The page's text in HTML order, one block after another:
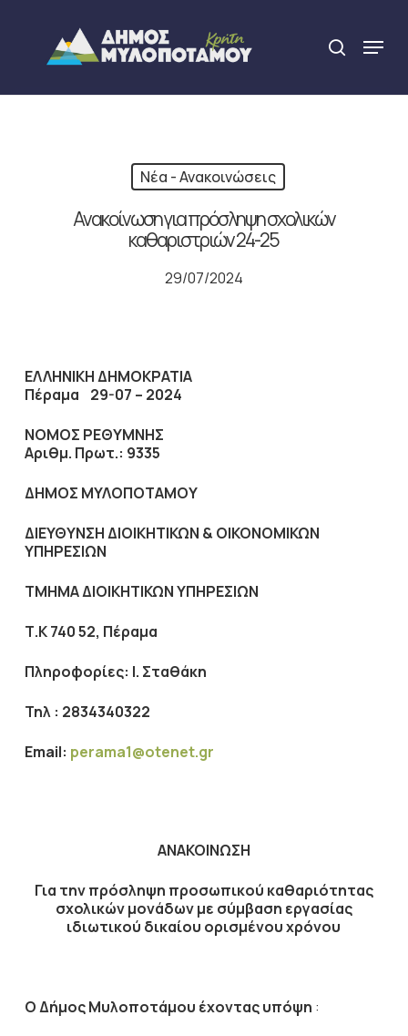
content
search
Menu
Νέα - Ανακοινώσεις
Ανακοίνωση για πρόσληψη σχολικών
καθαριστριών 24-25
29/07/2024
ΕΛΛΗΝΙΚΗ ΔΗΜΟΚΡΑΤΙΑ
Πέραμα 29-07 – 2024
ΝΟΜΟΣ ΡΕΘΥΜΝΗΣ
Αριθμ. Πρωτ.: 9335
ΔΗΜΟΣ ΜΥΛΟΠΟΤΑΜΟΥ
ΔΙΕΥΘΥΝΣΗ ΔΙΟΙΚΗΤΙΚΩΝ & ΟΙΚΟΝΟΜΙΚΩΝ
ΥΠΗΡΕΣΙΩΝ
ΤΜΗΜΑ ΔΙΟΙΚΗΤΙΚΩΝ ΥΠΗΡΕΣΙΩΝ
Τ.Κ 740 52, Πέραμα
Πληροφορίες: Ι. Σταθάκη
Τηλ : 2834340322
Εmail: perama1@otenet.gr
ΑΝΑΚΟΙΝΩΣΗ
Για την πρόσληψη προσωπικού καθαριότητας
σχολικών μονάδων με σύμβαση εργασίας
ιδιωτικού δικαίου ορισμένου χρόνου
Ο Δήμος Μυλοποτάμου έχοντας υπόψη :
Close